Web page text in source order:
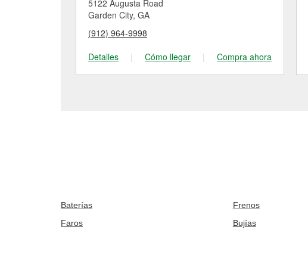
5122 Augusta Road
Garden City, GA
(912) 964-9998
Detalles
| Cómo llegar | Compra ahora
Baterías Frenos
Faros
Bujías